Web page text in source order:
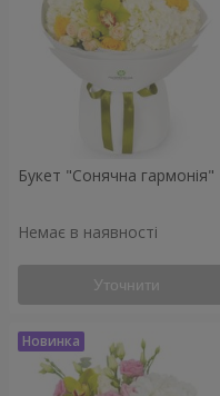
Букет "Сонячна гармонія"
Немає в наявності
Уточнити